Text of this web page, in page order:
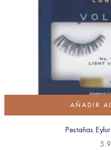
AÑADIR
Pestañas